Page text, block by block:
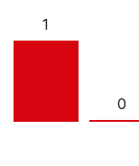
1
0